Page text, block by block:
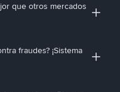
que otros mercados
fraudes? ¡Sistema